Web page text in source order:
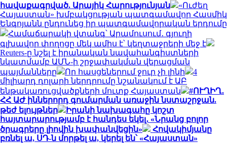
հավաքագրված. Արայիկ Հարությունյան
«Ուժեղ
Հայաստան» խմբակցության պատգամավոր Հասմիկ
Ենգոյանն ընդունեց իր պատգամավորական երդումը
Համաճարակի վտանգ՝ Արամուսում․ գյուղի
գլխավոր փողոցը մեկ ամիս է՝ կեղտաջրերի մեջ է
Reuters-ը նշել է իրանական նավահանգիստների
նկատմամբ ԱՄՆ-ի շրջափակման վերացման
պայմանները
Որ հասցեներում ջուր չի լինի
4
միլիարդ դոլարի ներդրումը նշանակում է ԱԲ
ենթակառուցվածքների մուտք Հայաստան
#ՈՒՂԻՂ․
ՀՀ ԱԺ իններորդ գումարման առաջին նստաշրջան.
թեժ ելույթներ
Իրանի նախագահը կոշտ
հայտարարությամբ է հանդես եկել․ «Նրանց բոլոր
ծրագրերը լիովին խափանվեցին»
Հովակիմյանը
բռնել ա, ՍԴ-ն մորթել ա, կերել են՝ «Հայաստան»